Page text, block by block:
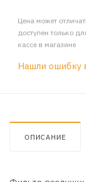
Цена может
доступен только
кассе в магазине
Нашли ошибку
ОПИСАНИЕ